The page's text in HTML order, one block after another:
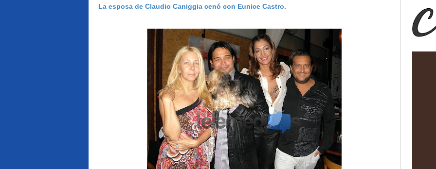
La esposa de Claudio Caniggia cenó con Eunice Castro.